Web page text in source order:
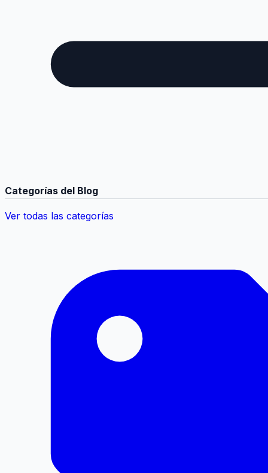
Categorías del Blog
Ver todas las categorías